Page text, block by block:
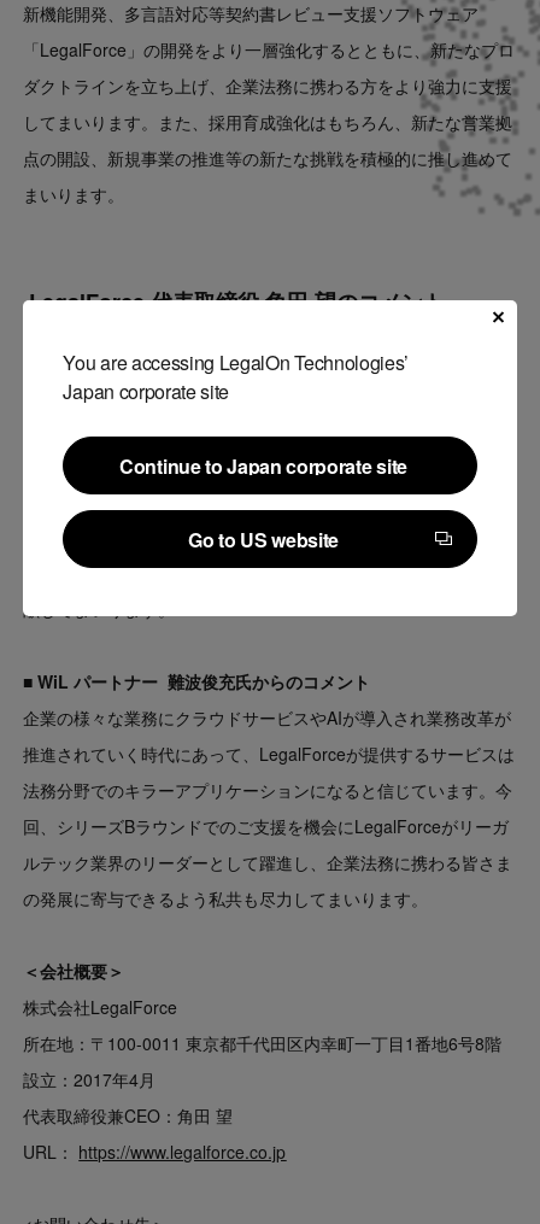
You are accessing LegalOn Technologies’
Japan corporate site
Continue to Japan corporate site
Continue to Japan corporate site
Go to US website
Go to US website
新機能開発、多言語対応等契約書レビュー支援ソフトウェア
「LegalForce」の開発をより一層強化するとともに、新たなプロ
ダクトラインを立ち上げ、企業法務に携わる方をより強力に支援
してまいります。また、採用育成強化はもちろん、新たな営業拠
点の開設、新規事業の推進等の新たな挑戦を積極的に推し進めて
まいります。
LegalForce 代表取締役 角田 望のコメント
リーガルテックは2019年の黎明期を経て、2020年は成長期に入
りました。
務に携わる方々が、効率的、且つ質の高い成果を実現できるよう
支援してまいりましたが、まだまだ発展の余地を残しています。
引き続き、ユーザーの皆さまと法務業務に向き合い、企業法務プ
ラクティスの発展と法務を基軸とした取引社会の健全な発展に
献してまいります。
■ WiL パートナー 難波俊充氏からのコメント
企業の様々な業務にクラウドサービスやAIが導入され業務改革が
推進されていく時代にあって、LegalForceが提供するサービスは
法務分野でのキラーアプリケーションになると信じています。今
回、シリーズBラウンドでのご支援を機会にLegalForceがリーガ
ルテック業界のリーダーとして躍進し、企業法務に携わる皆さま
の発展に寄与できるよう私共も尽力してまいります。
＜会社概要＞
株式会社LegalForce
所在地：〒100-0011 東京都千代田区内幸町一丁目1番地6号8階
設立：2017年4月
代表取締役兼CEO：角田 望
URL： https://www.legalforce.co.jp